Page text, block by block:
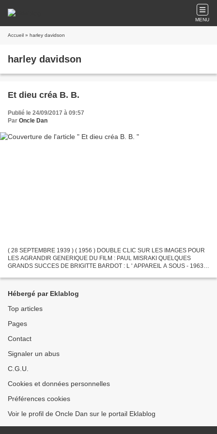
MENU
Accueil » harley davidson
harley davidson
Et dieu créa B. B.
Publié le 24/09/2017 à 09:57
Par Oncle Dan
( 28 SEPTEMBRE 1939 ) ( 1956 ) DOUBLE CLIC SUR LES IMAGES POUR
LES AGRANDIR GENERIQUE DU FILM : PAUL MISRAKI QUELQUES
GRANDS SUCCES DE BRIGITTE BARDOT : L ' APPAREIL A SOUS - 1963
POURRAIT...
Hébergé par Eklablog
Top articles
Pages
Contact
Signaler un abus
C.G.U.
Cookies et données personnelles
Préférences cookies
Voir le profil de Oncle Dan sur le portail Eklablog